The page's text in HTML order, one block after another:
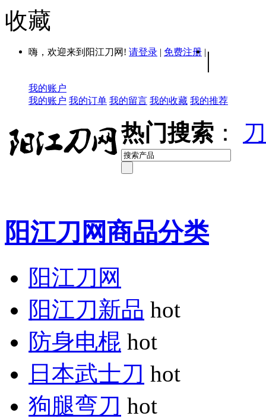
收藏
嗨，欢迎来到阳江刀网! 请登录 | 免费注册 | |
我的账户
我的账户 我的订单 我的留言 我的收藏 我的推荐
热门搜索 ：
阳江刀网商品分类
阳江刀网
阳江刀新品 hot
防身电棍 hot
日本武士刀 hot
狗腿弯刀 hot